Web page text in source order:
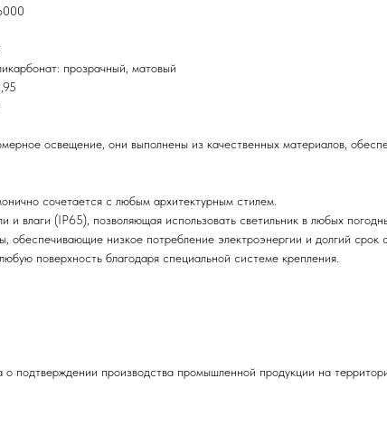
прозрачный, матовый
освещение, они выполнены из качественных материалов,
сочетается с любым архитектурным стилем.
влаги (IP65), позволяющая использовать светильник в любых
обеспечивающие низкое потребление электроэнергии и долгий срок
поверхность благодаря специальной системе крепления.
подтверждении производства промышленной продукции на